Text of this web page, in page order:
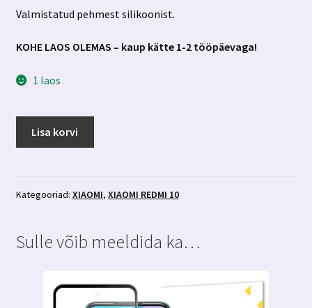
Valmistatud pehmest silikoonist.
KOHE LAOS OLEMAS – kaup kätte 1-2 tööpäevaga!
1 laos
põrutuskindel
Lisa korvi
Kategooriad: XIAOMI, XIAOMI REDMI 10
Sulle võib meeldida ka…